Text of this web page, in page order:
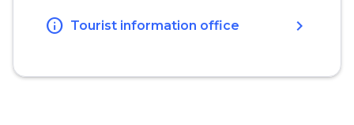
info Tourist information office chevron_right